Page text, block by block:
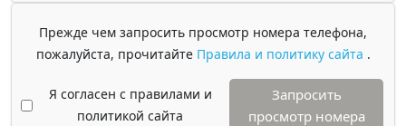
Прежде чем запросить просмотр номера телефона,
пожалуйста, прочитайте Правила и политику сайта .
Я согласен с правилами и
политикой сайта
Запросить
просмотр номера